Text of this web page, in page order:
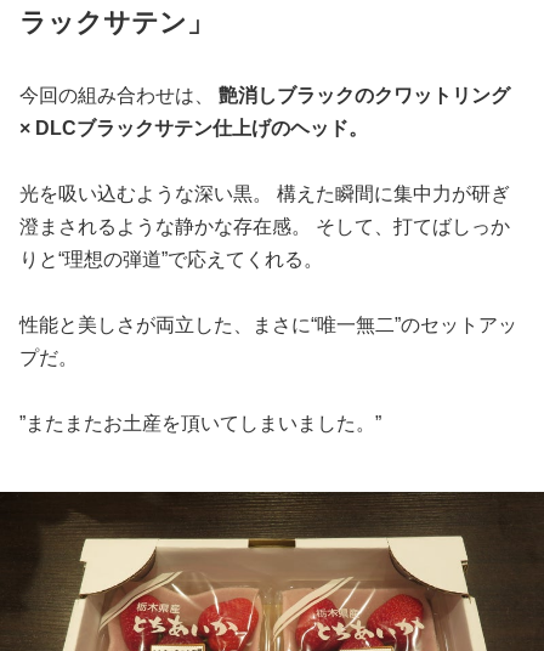
ラックサテン」
今回の組み合わせは、 艶消しブラックのクワットリング
× DLCブラックサテン仕上げのヘッド。
光を吸い込むような深い黒。 構えた瞬間に集中力が研ぎ
澄まされるような静かな存在感。 そして、打てばしっか
りと“理想の弾道”で応えてくれる。
性能と美しさが両立した、まさに“唯一無二”のセットアッ
プだ。
”またまたお土産を頂いてしまいました。”